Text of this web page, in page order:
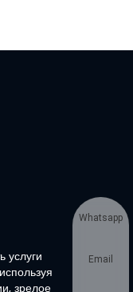
услуги
зрелое
Whatsapp
Email